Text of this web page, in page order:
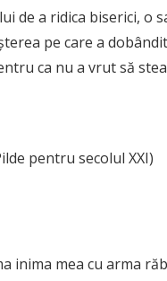
de a ridica biserici, o
pe care a
ca nu a vrut să
pentru secolul XXI)
inima mea cu arma